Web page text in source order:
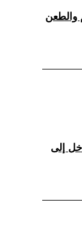
والطعن
إلى